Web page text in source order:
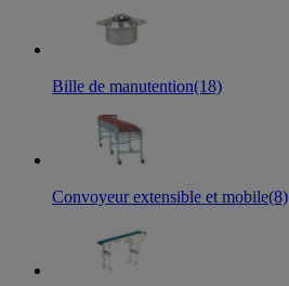
Bille de manutention(18)
Convoyeur extensible et mobile(8)